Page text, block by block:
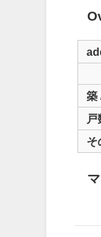
築
戸
そ